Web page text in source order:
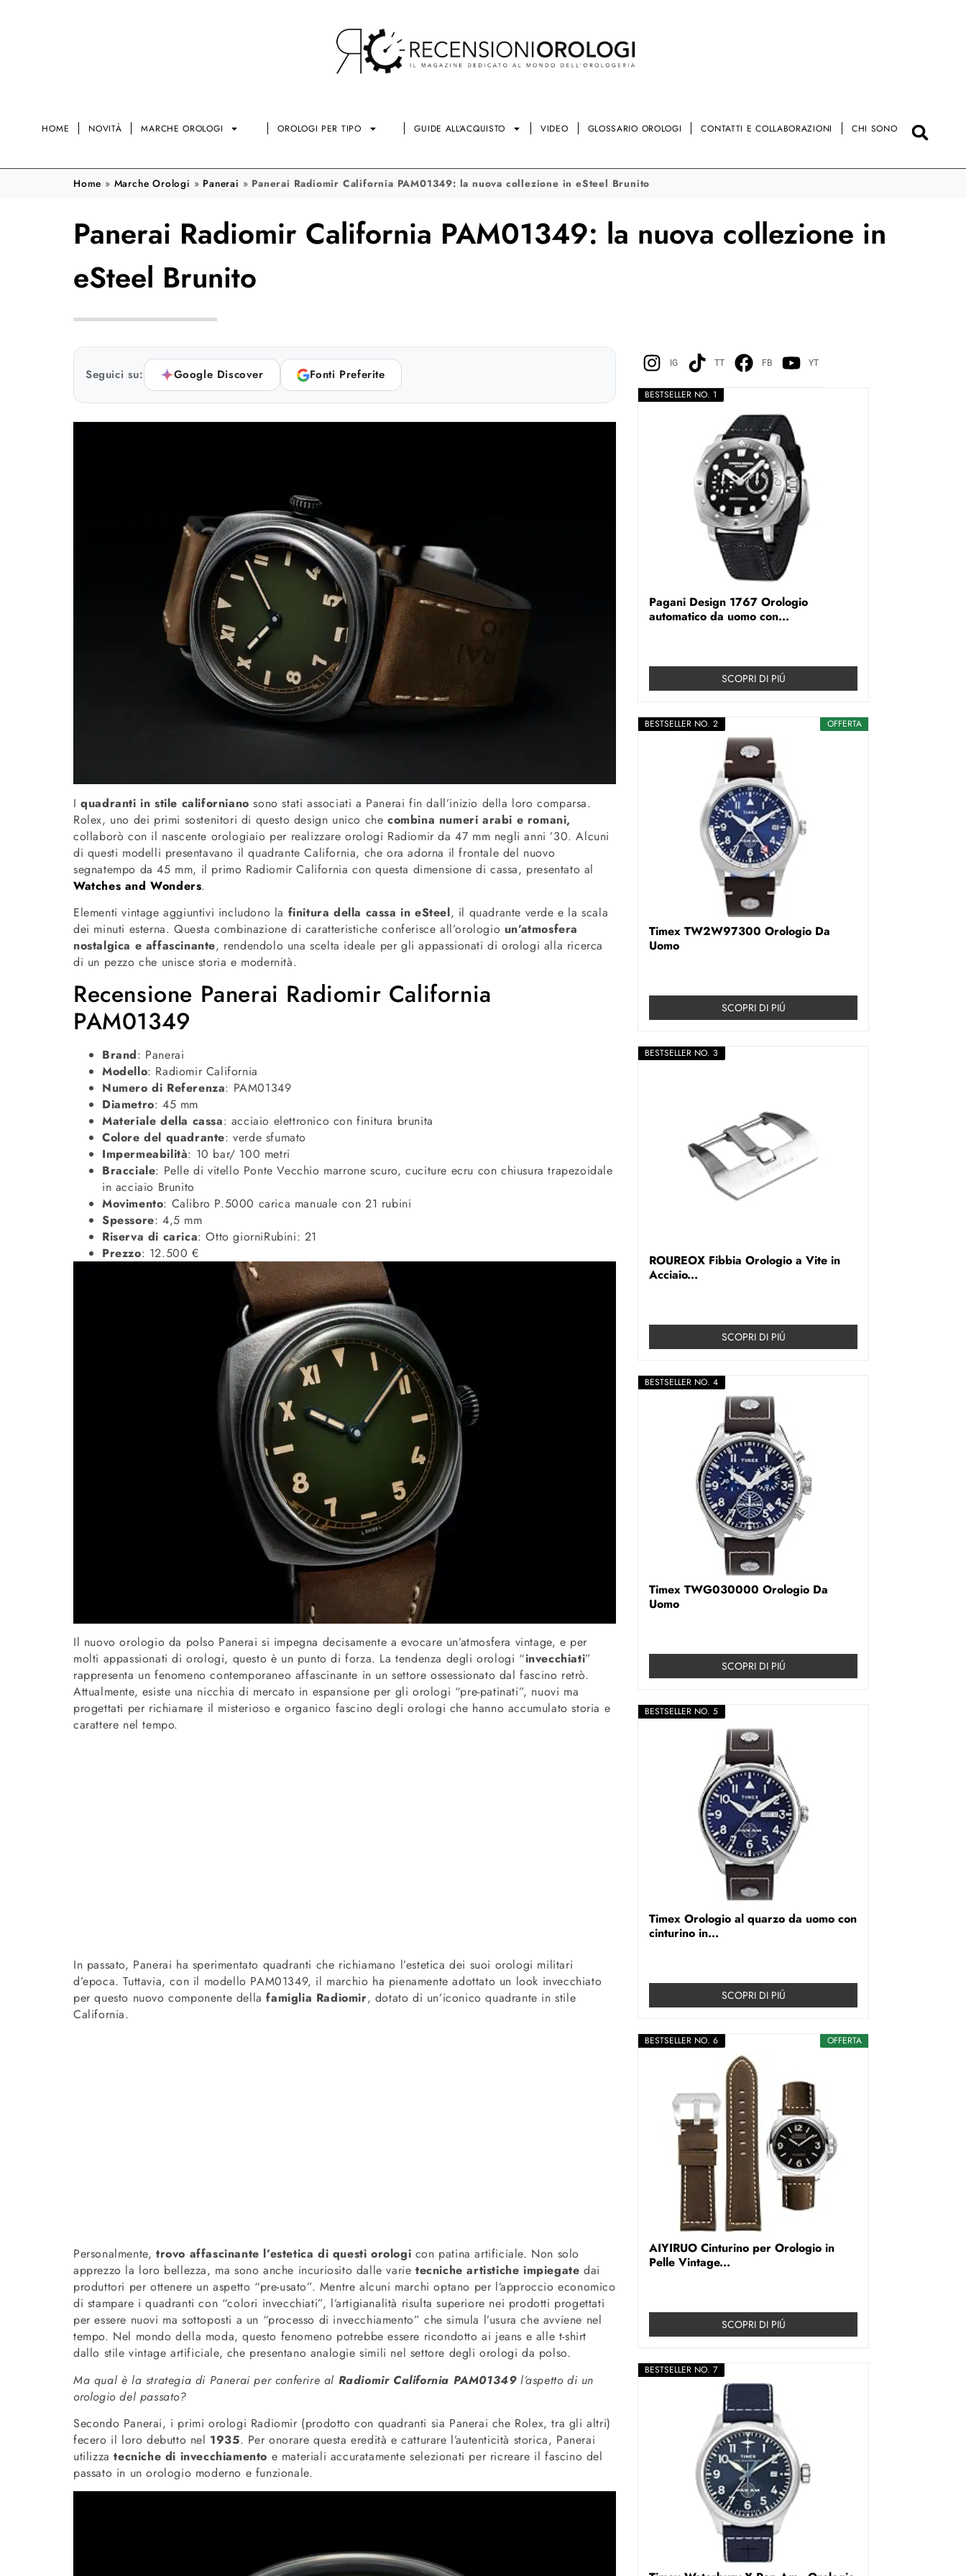
HOME NOVITÀ MARCHE OROLOGI OROLOGI PER TIPO GUIDE ALL’ACQUISTO VIDEO GLOSSARIO OROLOGI CONTATTI E COLLABORAZIONI CHI SONO
Home » Marche Orologi » Panerai » Panerai Radiomir California PAM01349: la nuova collezione in eSteel Brunito
Panerai Radiomir California PAM01349: la nuova collezione in
eSteel Brunito
Seguici su: Google Discover Fonti Preferite
Iquadranti in stile californiano sono stati associati a Panerai fin dall’inizio della loro comparsa.
Rolex, uno dei primi sostenitori di questo design unico checombina numeri arabi e romani,
collaborò con il nascente orologiaio per realizzare orologi Radiomir da 47 mm negli anni ’30. Alcuni
di questi modelli presentavano il quadrante California, che ora adorna il frontale del nuovo
segnatempo da 45 mm, il primo Radiomir California con questa dimensione di cassa, presentato al
Watches and Wonders.
Elementi vintage aggiuntivi includono la finitura della cassa in eSteel, il quadrante verde e la scala
dei minuti esterna. Questa combinazione di caratteristiche conferisce all’orologio un’atmosfera
nostalgica e affascinante, rendendolo una scelta ideale per gli appassionati di orologi alla ricerca
di un pezzo che unisce storia e modernità.
Recensione Panerai Radiomir California
PAM01349
Brand: Panerai
Modello: Radiomir California
Numero di Referenza: PAM01349
Diametro: 45 mm
Materiale della cassa: acciaio elettronico con finitura brunita
Colore del quadrante: verde sfumato
Impermeabilità: 10 bar/ 100 metri
Bracciale: Pelle di vitello Ponte Vecchio marrone scuro, cuciture ecru con chiusura trapezoidale
in acciaio Brunito
Movimento: Calibro P.5000 carica manuale con 21 rubini
Spessore: 4,5 mm
Riserva di carica: Otto giorniRubini: 21
Prezzo: 12.500 €
Il nuovo orologio da polso Panerai si impegna decisamente a evocare un’atmosfera vintage, e per
molti appassionati di orologi, questo è un punto di forza. La tendenza degli orologi “invecchiati”
rappresenta un fenomeno contemporaneo affascinante in un settore ossessionato dal fascino retrò.
Attualmente, esiste una nicchia di mercato in espansione per gli orologi “pre-patinati”, nuovi ma
progettati per richiamare il misterioso e organico fascino degli orologi che hanno accumulato storia e
carattere nel tempo.
In passato, Panerai ha sperimentato quadranti che richiamano l’estetica dei suoi orologi militari
d’epoca. Tuttavia, con il modello PAM01349, il marchio ha pienamente adottato un look invecchiato
per questo nuovo componente dellafamiglia Radiomir, dotato di un’iconico quadrante in stile
California.
Personalmente, trovo affascinante l’estetica di questi orologi con patina artificiale. Non solo
apprezzo la loro bellezza, ma sono anche incuriosito dalle varietecniche artistiche impiegate dai
produttori per ottenere un aspetto “pre-usato”. Mentre alcuni marchi optano per l’approccio economico
di stampare i quadranti con “colori invecchiati”, l’artigianalità risulta superiore nei prodotti progettati
per essere nuovi ma sottoposti a un “processo di invecchiamento” che simula l’usura che avviene nel
tempo. Nel mondo della moda, questo fenomeno potrebbe essere ricondotto ai jeans e alle t-shirt
dallo stile vintage artificiale, che presentano analogie simili nel settore degli orologi da polso.
Ma qual è la strategia di Panerai per conferire al Radiomir California PAM01349l’aspetto di un
orologio del passato?
Secondo Panerai, i primi orologi Radiomir (prodotto con quadranti sia Panerai che Rolex, tra gli altri)
fecero il loro debutto nel 1935. Per onorare questa eredità e catturare l’autenticità storica, Panerai
utilizzatecniche di invecchiamento e materiali accuratamente selezionati per ricreare il fascino del
passato in un orologio moderno e funzionale.
IG TT FB YT
BESTSELLER NO. 1
Pagani Design 1767 Orologio
automatico da uomo con...
SCOPRI DI PIÚ
OFFERTA
BESTSELLER NO. 2
Timex TW2W97300 Orologio Da
Uomo
SCOPRI DI PIÚ
BESTSELLER NO. 3
ROUREOX Fibbia Orologio a Vite in
Acciaio...
SCOPRI DI PIÚ
BESTSELLER NO. 4
Timex TWG030000 Orologio Da
Uomo
SCOPRI DI PIÚ
BESTSELLER NO. 5
Timex Orologio al quarzo da uomo con
cinturino in...
SCOPRI DI PIÚ
OFFERTA
BESTSELLER NO. 6
AIYIRUO Cinturino per Orologio in
Pelle Vintage...
SCOPRI DI PIÚ
BESTSELLER NO. 7